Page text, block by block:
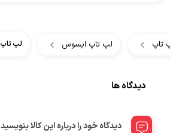
تاپ لپ تاپ ایسوس لپ تاپ 16 اینچی ایسوس مدل Asus VivoBook 16 R1605ZA-B
دیدگاه ها
دیدگاه خود را درباره این کالا بنویسید